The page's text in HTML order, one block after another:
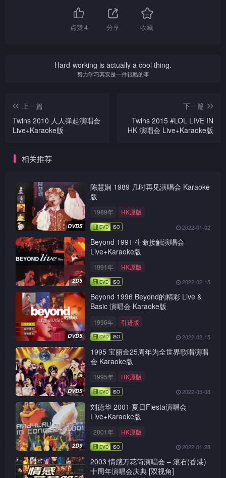
点赞4 分享 收藏
Hard-working is actually a cool thing.
努力学习其实是一件很酷的事
上一篇
Twins 2010 人人弹起演唱会
Live+Karaoke版
下一篇
Twins 2015 #LOL LIVE IN
HK 演唱会 Live+Karaoke版
相关推荐
DVD5
陈慧娴 1989 几时再见演唱会 Karaoke
版
1989年 HK原版
2022-01-02
2D5
Beyond 1991 生命接触演唱会
Live+Karaoke版
1991年 HK原版
2022-02-15
DVD5
Beyond 1996 Beyond的精彩 Live &
Basic 演唱会 Karaoke版
1996年 引进版
2022-02-15
DVD5
1995 宝丽金25周年为全世界歌唱演唱
会 Karaoke版
1995年 HK原版
2022-05-08
2D9
刘德华 2001 夏日Fiesta演唱会
Live+Karaoke版
2001年 HK原版
2022-01-28
2003 情感万花筒演唱会 – 滚石(香港)
十周年演唱会庆典 [双视角]